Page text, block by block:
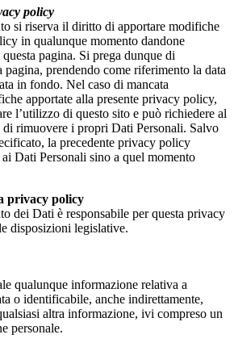
policy
si riserva il diritto di apportare modifiche
in qualunque momento dandone
pagina. Si prega dunque di
pagina, prendendo come riferimento la data
in fondo. Nel caso di mancata
apportate alla presente privacy policy,
l’utilizzo di questo sito e può richiedere al
di rimuovere i propri Dati Personali. Salvo
la precedente privacy policy
Dati Personali sino a quel momento
privacy policy
dei Dati è responsabile per questa privacy
disposizioni legislative.
qualunque informazione relativa a
o identificabile, anche indirettamente,
altra informazione, ivi compreso un
personale.